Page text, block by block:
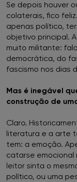
FNAC Penafiel
FNAC Setúbal
FNAC Sintra
FNAC UBBO
FNAC Vasco da
FNAC Viana do
Se depois houver
colaterais, fico
apenas político,
objetivo principal.
muito militante:
democrática, do
fascismo nos dias
Mas é inegável
construção de
Claro.
literatura e a arte
tem: a emoção.
catarse emocional
leitor sinta o
político, ou uma